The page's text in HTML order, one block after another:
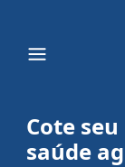
Cote
saúde